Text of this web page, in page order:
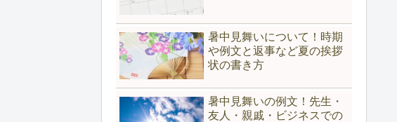
暑中見舞いについて！時期
や例文と返事など夏の挨拶
状の書き方
暑中見舞いの例文！先生・
友人・親戚・ビジネスでの